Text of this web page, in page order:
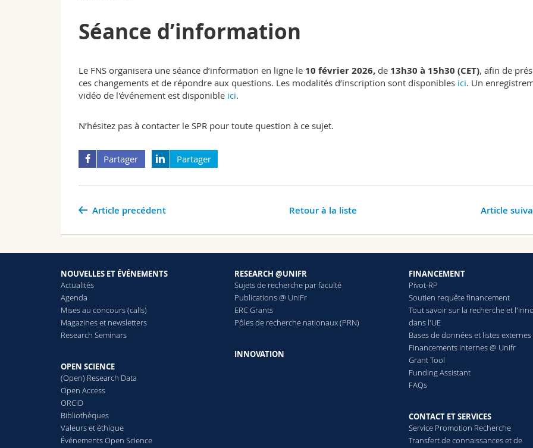
Séance d’information
Le FNS organisera une séance d’information en ligne le 10 février 2026, de 13h30 à 15h30 (CET), afin de
ces changements et de répondre aux questions. Les modalités d’inscription sont disponibles ici. Un
vidéo de l'événement est disponible ici.
N’hésitez pas à contacter le SPR pour toute question à ce sujet.
Partager Partager
Article
Article precédent Retour à la liste
NOUVELLES ET ÉVÉNEMENTS
Actualités
Agenda
Mises au concours (calls)
Magazines et newsletters
Research Seminars
OPEN SCIENCE
(Open) Research Data
Open Access
ORCiD
Bibliothèques
Valeurs et éthique
Événements Open Science
RESEARCH @UNIFR
Sujets de recherche par faculté
Publications @ UniFr
ERC Grants
Pôles de recherche nationaux (PRN)
INNOVATION
FINANCEMENT
Pivot-RP
Soutien requête financement
Tout savoir sur la recherche et
dans l'UE
Bases de données et listes externes
Financements internes @ Unifr
Grant Tool
Funding Assistant
FAQs
CONTACT ET SERVICES
Service Promotion Recherche
Transfert de connaissances et de